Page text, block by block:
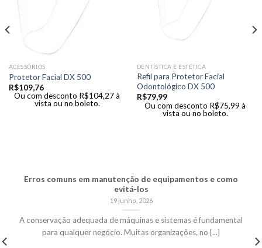
ACESSÓRIOS
Protetor Facial DX 500
R$109,76
Ou com desconto R$104,27à
vista ou no boleto.
DENTÍSTICA E ESTÉTICA
Refil para Protetor Facial
Odontológico DX 500
R$79,99
Ou com desconto R$75,99 à
vista ou no boleto.
Erros comuns em manutenção de equipamentos e como
evitá-los
19 junho, 2026
A conservação adequada de máquinas e sistemas é fundamental
para qualquer negócio. Muitas organizações, no [...]